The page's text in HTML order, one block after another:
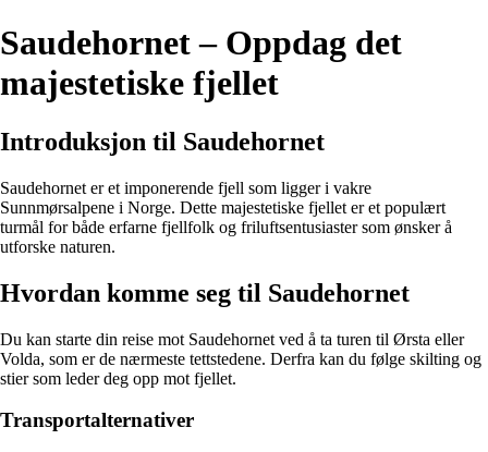
Saudehornet – Oppdag det
majestetiske fjellet
Introduksjon til Saudehornet
Saudehornet er et imponerende fjell som ligger i vakre
Sunnmørsalpene i Norge. Dette majestetiske fjellet er et populært
turmål for både erfarne fjellfolk og friluftsentusiaster som ønsker å
utforske naturen.
Hvordan komme seg til Saudehornet
Du kan starte din reise mot Saudehornet ved å ta turen til Ørsta eller
Volda, som er de nærmeste tettstedene. Derfra kan du følge skilting og
stier som leder deg opp mot fjellet.
Transportalternativer